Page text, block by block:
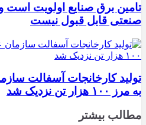
تامین برق صنایع اولویت
صنعتی قابل قبول نیست
تولید کارخانجات آسفالت
به مرز ۱۰۰ هزار تن نزدیک شد
مطالب بیشتر